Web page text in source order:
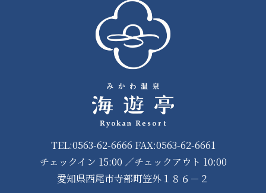
TEL:0563-62-6666 FAX:0563-62-6661
チェックイン 15:00 ／チェックアウト 10:00
愛知県西尾市寺部町笠外１８６－２